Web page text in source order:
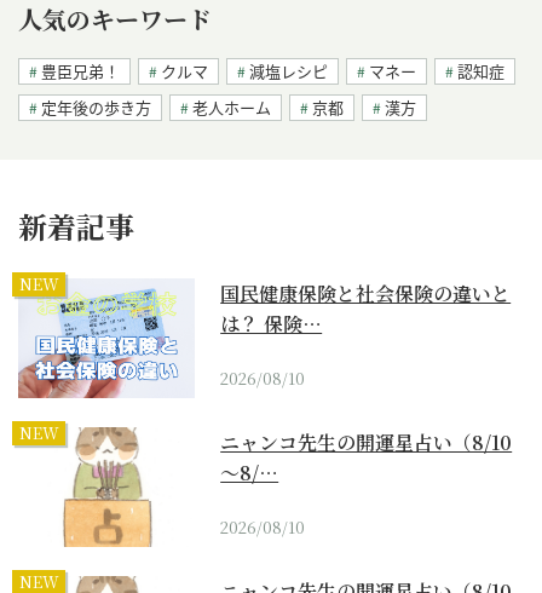
人気のキーワード
豊臣兄弟！ クルマ 減塩レシピ マネー
認知症
定年後の歩き方
老人ホーム 京都 漢方
新着記事
NEW
国民健康保険と社会保険の違いと
は？ 保険…
2026/08/10
NEW
ニャンコ先生の開運星占い（8/10
～8/…
2026/08/10
NEW